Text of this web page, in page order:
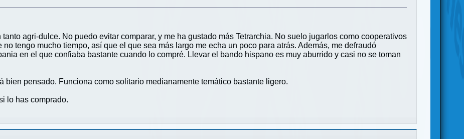
agri-dulce. No puedo evitar comparar, y me ha gustado más Tetrarchia. No suelo jugarlos como cooperativos
tengo mucho tiempo, así que el que sea más largo me echa un poco para atrás. Además, me defraudó
en el que confiaba bastante cuando lo compré. Llevar el bando hispano es muy aburrido y casi no se toman
bien pensado. Funciona como solitario medianamente temático bastante ligero.
lo has comprado.